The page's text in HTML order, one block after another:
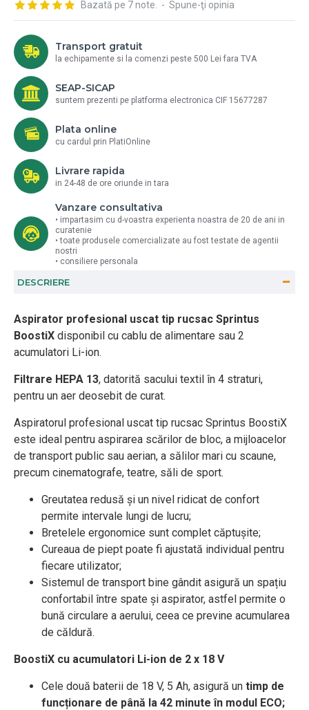
Bazată pe 7 note. - Spune-ţi opinia
Transport gratuit
la echipamente si la comenzi peste 500 Lei fara TVA
SEAP-SICAP
suntem prezenti pe platforma electronica CIF 15677287
Plata online
cu cardul prin PlatiOnline
Livrare rapida
in 24-48 de ore oriunde in tara
Vanzare consultativa
• impartasim cu d-voastra experienta noastra de 20 de ani in
curatenie
• toate produsele comercializate au fost testate de agentii
nostri
• consiliere personala
DESCRIERE
Aspirator profesional uscat tip rucsac Sprintus
BoostiX disponibil cu cablu de alimentare sau 2
acumulatori Li-ion.
Filtrare HEPA 13, datorită sacului textil în 4 straturi,
pentru un aer deosebit de curat.
Aspiratorul profesional uscat tip rucsac Sprintus BoostiX
este ideal pentru aspirarea scărilor de bloc, a mijloacelor
de transport public sau aerian, a sălilor mari cu scaune,
precum cinematografe, teatre, săli de sport.
Greutatea redusă și un nivel ridicat de confort
permite intervale lungi de lucru;
Bretelele ergonomice sunt complet căptușite;
Cureaua de piept poate fi ajustată individual pentru
fiecare utilizator;
Sistemul de transport bine gândit asigură un spațiu
confortabil între spate și aspirator, astfel permite o
bună circulare a aerului, ceea ce previne acumularea
de căldură.
BoostiX cu acumulatori Li-ion de 2 x 18 V
Cele două baterii de 18 V, 5 Ah, asigură un timp de
funcționare de până la 42 minute în modul ECO;